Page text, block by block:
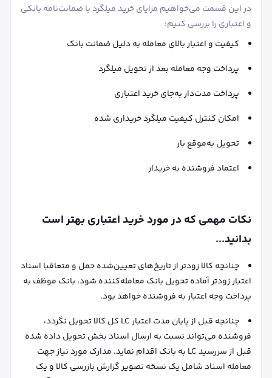
در این قسمت می‌خواهیم مزایای خرید میلگرد با ضمانت‌نامه بانکی
و اعتباری را بررسی کنیم:
کیفیت و اعتبار بالای معامله به دلیل ضمانت بانک
پرداخت وجه معامله بعد از تحویل میلگرد
پرداخت مدت‌دار به‌جای خرید اعتباری
امکان کنترل کیفیت میلگرد خریداری شده
تحویل به‌موقع بار
اعتماد فروشنده به خریدار
نکات مهمی که در مورد خرید اعتباری بهتر است
بدانید...
چنانچه کالا زودتر از تاریخ‌های تعیین‌شده حمل و متعاقبا اسناد
اعتبار زودتر آماده تحویل بانک معامله‌کننده شود، بانک موظف به
پرداخت وجه اعتبار به فروشنده خواهد بود.
چنانچه قبل از پایان مدت اعتبار LC کل کالا تحویل نگردد،
فروشنده می‌تواند نسبت به ارسال اسناد بخش تحویل داده شده
قبل از سررسید LC به بانک اقدام نماید. مدارک مورد نیاز جهت
معامله اسناد شامل یک نسخه تصویر گزارش بازرسی کالا و یک